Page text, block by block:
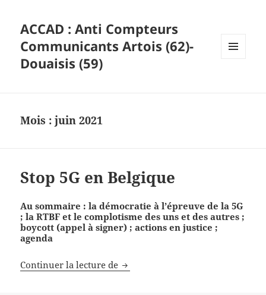
ACCAD : Anti Compteurs
Communicants Artois (62)-
Douaisis (59)
Mois :juin 2021
Stop 5G en Belgique
Au sommaire : la démocratie à l’épreuve de la 5G
; la RTBF et le complotisme des uns et des autres ;
boycott (appel à signer) ; actions en justice ;
agenda
Continuer la lecture de Stop 5G en Belgique